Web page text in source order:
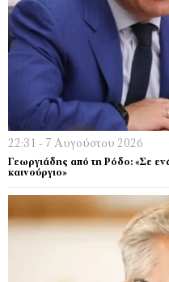
22:31 - 7 Αυγούστου 2026
Γεωργιάδης από τη Ρόδο: «Σε
καινούργιο»